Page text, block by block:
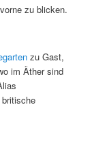
zu blicken.
zu Gast,
im Äther sind